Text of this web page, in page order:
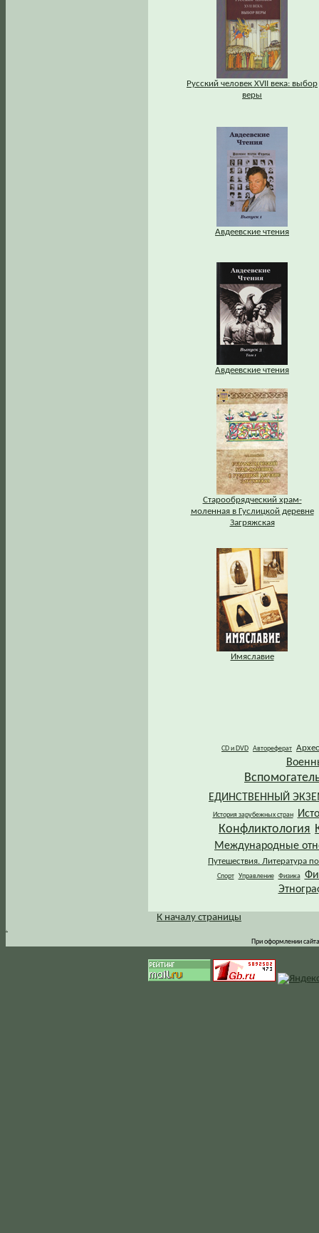
Русский человек XVII века: выбор
веры
Авдеевские чтения
Авдеевские чтения
Старообрядческий храм-
моленная в Гуслицкой деревне
Загряжская
Имяславие
CD и DVD Автореферат
ЕДИНСТВЕННЫЙ
История зарубежных стран
Конфликтология
Международные
Путешествия. Литература
Спорт Управление Физика
.
К началу страницы
При оформлении